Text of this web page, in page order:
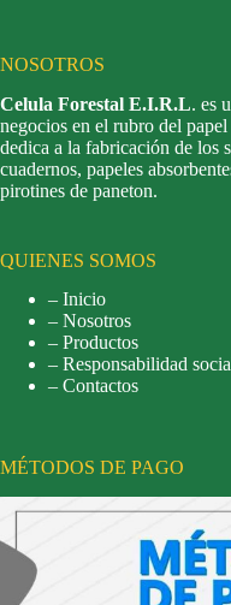
NOSOTROS
Celula Forestal E.I.R.L. es
negocios en el rubro del
dedica a la fabricación de los
cuadernos, papeles
pirotines de paneton.
QUIENES SOMOS
– Inicio
– Nosotros
– Productos
– Responsabilidad
– Contactos
MÉTODOS DE PAGO